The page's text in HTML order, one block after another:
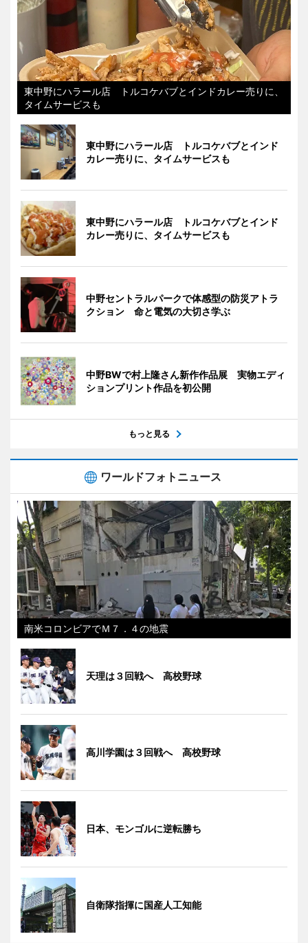
東中野にハラール店 トルコケバブとインドカレー売りに、
タイムサービスも
東中野にハラール店 トルコケバブとインド
カレー売りに、タイムサービスも
東中野にハラール店 トルコケバブとインド
カレー売りに、タイムサービスも
中野セントラルパークで体感型の防災アトラ
クション 命と電気の大切さ学ぶ
中野BWで村上隆さん新作作品展 実物エディ
ションプリント作品を初公開
もっと見る
ワールドフォトニュース
南米コロンビアでＭ７．４の地震
天理は３回戦へ 高校野球
高川学園は３回戦へ 高校野球
日本、モンゴルに逆転勝ち
自衛隊指揮に国産人工知能